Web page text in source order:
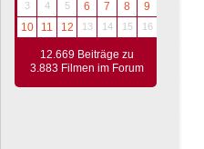
3
4 5 6 7 8
9
10
11 12 13 14 15 16
12.669 Beiträge zu
3.883 Filmen im Forum